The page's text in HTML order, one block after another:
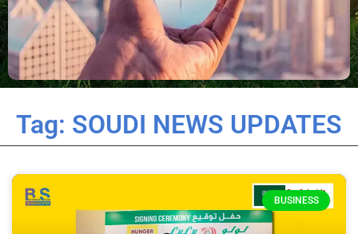
Tag: SOUDI NEWS UPDATES
BUSINESS